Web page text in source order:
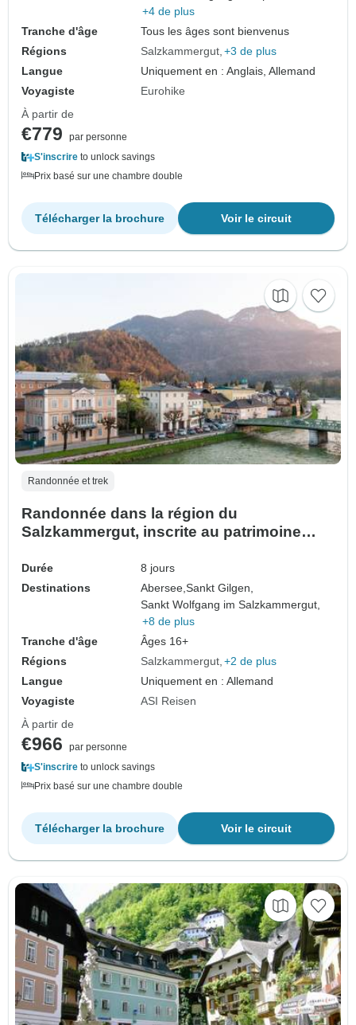
+4 de plus
Tranche d'âge
Tous les âges sont bienvenus
Régions
Salzkammergut +3 de plus
Langue
Uniquement en : Anglais, Allemand
Voyagiste
Eurohike
À partir de
€779
par personne
S'inscrire to unlock savings
Prix basé sur une chambre double
Voir le circuit
Télécharger la brochure
Randonnée et trek
Randonnée dans la région du
Salzkammergut, inscrite au patrimoine
bagages ! (8 jours)
Durée
8 jours
Destinations
Abersee,Sankt Gilgen,
Sankt Wolfgang im Salzkammergut,
+8 de plus
Tranche d'âge
Âges 16+
Régions
Salzkammergut +2 de plus
Langue
Uniquement en : Allemand
Voyagiste
ASI Reisen
À partir de
€966
par personne
S'inscrire to unlock savings
Prix basé sur une chambre double
Voir le circuit
Télécharger la brochure